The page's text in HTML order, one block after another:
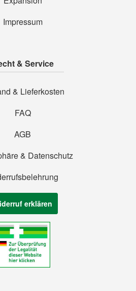
Impressum
& Service
& Lieferkosten
FAQ
AGB
& Datenschutz
erklären